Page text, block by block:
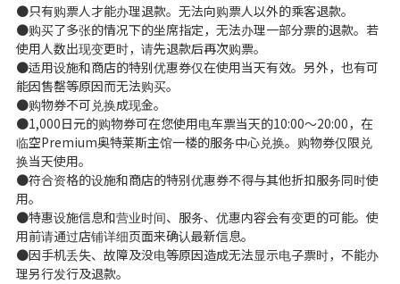
●只有购票人才能办理退款。无法向购票人以外的乘客退款。
●购买了多张的情况下的坐席指定，无法办理一部分票的退款。若
使用人数出现变更时，请先退款后再次购票。
●适用设施和商店的特别优惠券仅在使用当天有效。另外，也有可
能因售罄等原因而无法购买。
●购物券不可兑换成现金。
●1,000日元的购物券可在您使用电车票当天的10:00～20:00，在
临空Premium奥特莱斯主馆一楼的服务中心兑换。购物券仅限兑
换当天使用。
●符合资格的设施和商店的特别优惠券不得与其他折扣服务同时使
用。
●特惠设施信息和营业时间、服务、优惠内容会有变更的可能。使
用前请通过店铺详细页面来确认最新信息。
●因手机丢失、故障及没电等原因造成无法显示电子票时，不能办
理另行发行及退款。